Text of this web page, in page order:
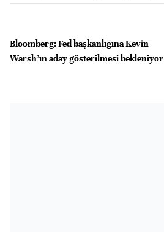
Bloomberg: Fed başkanlığına Kevin
Warsh’ın aday gösterilmesi bekleniyor